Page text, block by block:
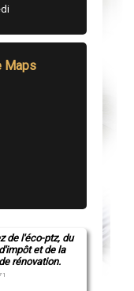
Maps
de l'éco-ptz, du
et de la
rénovation.